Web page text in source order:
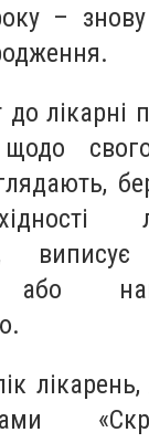
–
лікарні
щодо
або